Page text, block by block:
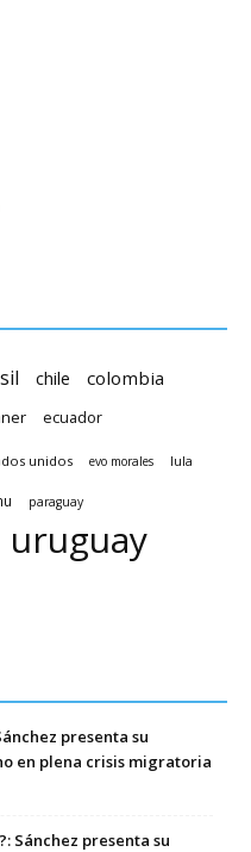
chile colombia
ecuador
unidos evo morales lula
paraguay
uruguay
presenta su
en plena crisis migratoria
Sánchez presenta su